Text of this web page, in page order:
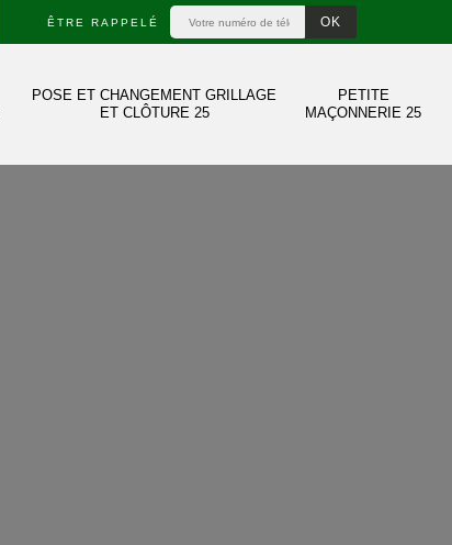
ÊTRE RAPPELÉ
POSE ET CHANGEMENT GRILLAGE
ET CLÔTURE 25
PETITE
MAÇONNERIE 25